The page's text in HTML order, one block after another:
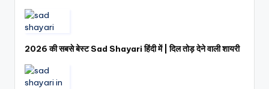
2026 की सबसे बेस्ट Sad Shayari हिंदी में | दिल तोड़ देने वाली शायरी